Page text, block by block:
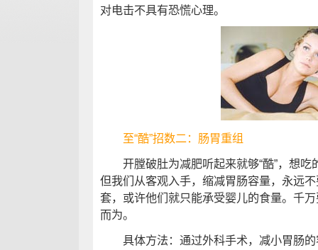
对电击不具有恐慌心理。
至“酷”招数二：肠胃重组
开膛破肚为减肥听起来就够“酷”，想吃
但我们从客观入手，缩减胃肠容量，永远
套，或许他们就只能承受婴儿的食量。千
而为。
具体方法：通过外科手术，减小胃肠的